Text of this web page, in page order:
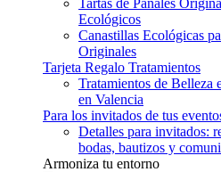
Tartas de Pañales
Ecológicos
Canastillas Ecológicas
Originales
Tarjeta Regalo Tratamientos
Tratamientos de Belleza
en Valencia
Para los invitados de tus
Detalles para invitados:
bodas, bautizos y
Armoniza tu entorno